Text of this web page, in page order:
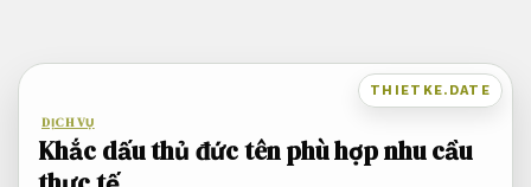
THIETKE.DATE
DỊCH VỤ
Khắc dấu thủ đức tên phù hợp nhu cầu